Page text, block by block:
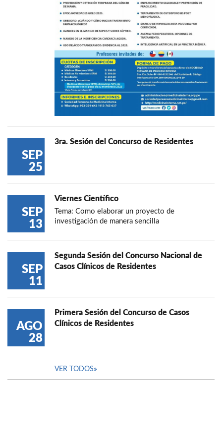
SEP
25
3ra. Sesión del Concurso de Residentes
SEP
13
Viernes Científico
Tema: Como elaborar un proyecto de
investigación de manera sencilla
SEP
11
Segunda Sesión del Concurso Nacional de
Casos Clínicos de Residentes
AGO
28
Primera Sesión del Concurso de Casos
Clínicos de Residentes
VER TODOS